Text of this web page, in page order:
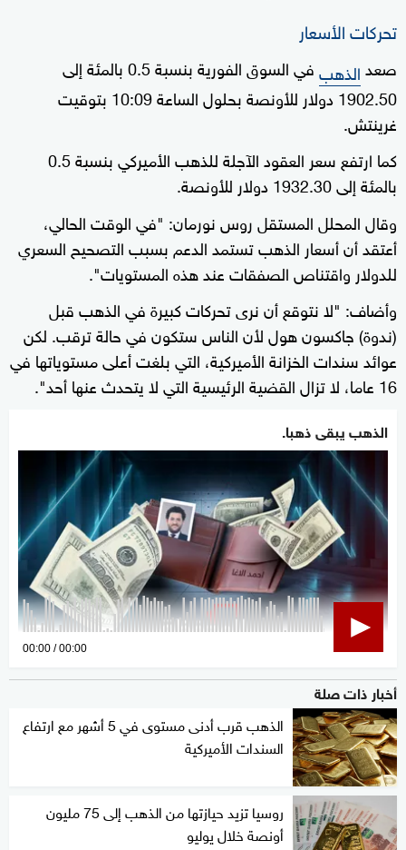
تحركات الأسعار
صعدالذهب
في السوق الفورية بنسبة 0.5 بالمئة إلى
1902.50 دولار للأونصة بحلول الساعة 10:09 بتوقيت
غرينتش.
كما ارتفع سعر العقود الآجلة للذهب الأميركي بنسبة 0.5
بالمئة إلى 1932.30 دولار للأونصة.
وقال المحلل المستقل روس نورمان: "في الوقت الحالي،
أعتقد أن أسعار الذهب تستمد الدعم بسبب التصحيح السعري
للدولار واقتناص الصفقات عند هذه المستويات".
وأضاف: "لا نتوقع أن نرى تحركات كبيرة في الذهب قبل
(ندوة) جاكسون هول لأن الناس ستكون في حالة ترقب. لكن
عوائد سندات الخزانة الأميركية، التي بلغت أعلى مستوياتها في
16 عاما، لا تزال القضية الرئيسية التي لا يتحدث عنها أحد".
الذهب يبقى ذهبا.
0
seconds
00:00 00:00
أخبار ذات صلة
الذهب قرب أدنى مستوى في 5 أشهر مع ارتفاع
السندات الأميركية
روسيا تزيد حيازتها من الذهب إلى 75 مليون
أونصة خلال يوليو